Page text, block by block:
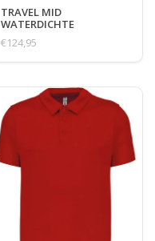
TRAVEL MID
WATERDICHTE
WANDELSCHOENEN
€124,95